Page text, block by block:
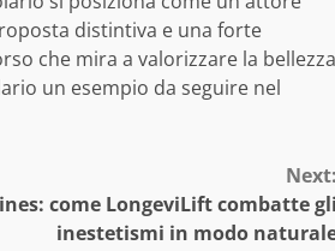
distintiva e una forte
che mira a valorizzare la bellezza
un esempio da seguire nel
come LongeviLift combatte
inestetismi in modo